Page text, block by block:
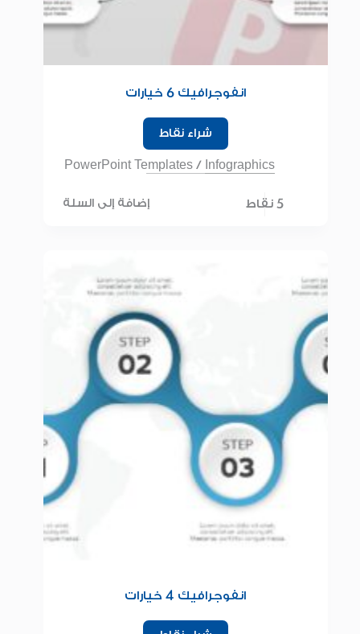
انفوجرافيك 6 خيارات
شراء نقاط
PowerPoint Templates/ Infographics
5 نقاط إضافة إلى السلة
انفوجرافيك 4 خيارات